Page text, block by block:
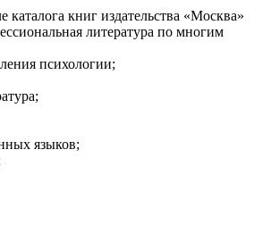
каталога книг издательства «Москва»
литература по многим
психологии;
языков;